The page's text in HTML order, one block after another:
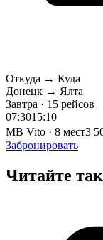
Откуда → Куда
Донецк → Ялта
Завтра · 15 рейсов
07:3015:10
MB Vito · 8 мест3
Забронировать
Читайте